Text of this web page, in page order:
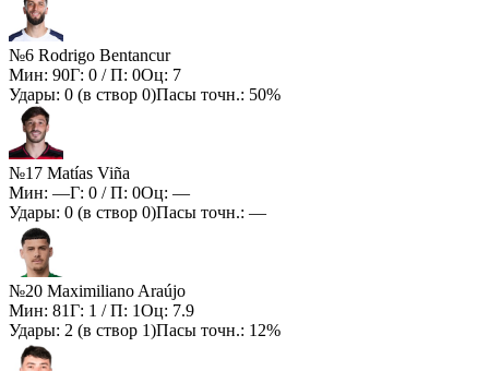
№6 Rodrigo Bentancur
Мин: 90Г: 0 / П: 0Оц: 7
Удары: 0 (в створ 0)Пасы точн.: 50%
№17 Matías Viña
Мин: —Г: 0 / П: 0Оц: —
Удары: 0 (в створ 0)Пасы точн.: —
№20 Maximiliano Araújo
Мин: 81Г: 1 / П: 1Оц: 7.9
Удары: 2 (в створ 1)Пасы точн.: 12%